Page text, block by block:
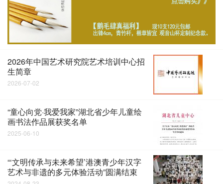
2026年中国艺术研究院艺术培训中心招
生简章
2026-07-02
“童心向党·我爱我家”湖北省少年儿童绘
画书法作品展获奖名单
2025-06-10
“‘文明传承与未来希望’港澳青少年汉字
艺术与非遗的多元体验活动”圆满结束